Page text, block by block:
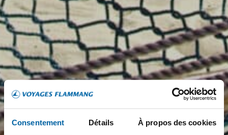
Consentement Détails À propos des cookies